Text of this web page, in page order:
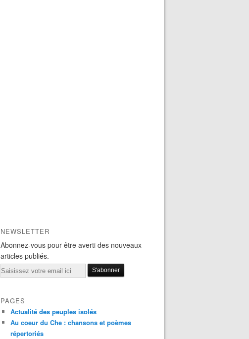
NEWSLETTER
Abonnez-vous pour être averti des nouveaux
articles publiés.
Email
PAGES
Actualité des peuples isolés
Au coeur du Che : chansons et poèmes
répertoriés